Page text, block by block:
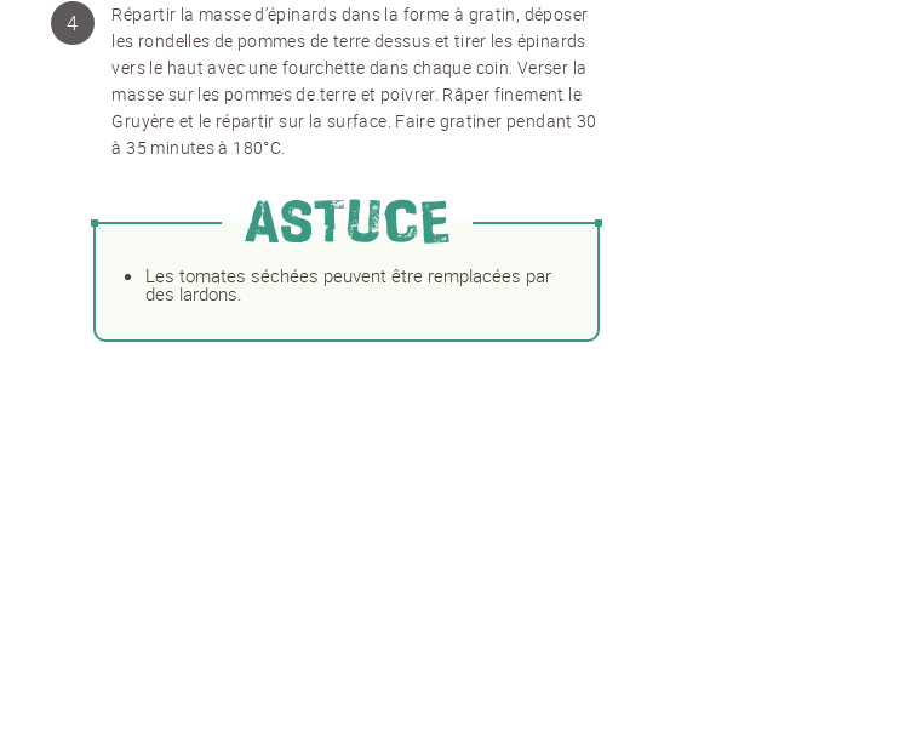
Répartir la masse d’épinards dans la forme à gratin, déposer
les rondelles de pommes de terre dessus et tirer les épinards
vers le haut avec une fourchette dans chaque coin. Verser la
masse sur les pommes de terre et poivrer. Râper finement le
Gruyère et le répartir sur la surface. Faire gratiner pendant 30
à 35 minutes à 180°C.
ASTUCE
Les tomates séchées peuvent être remplacées par
des lardons.
12 fois par an les nouvelles sur les